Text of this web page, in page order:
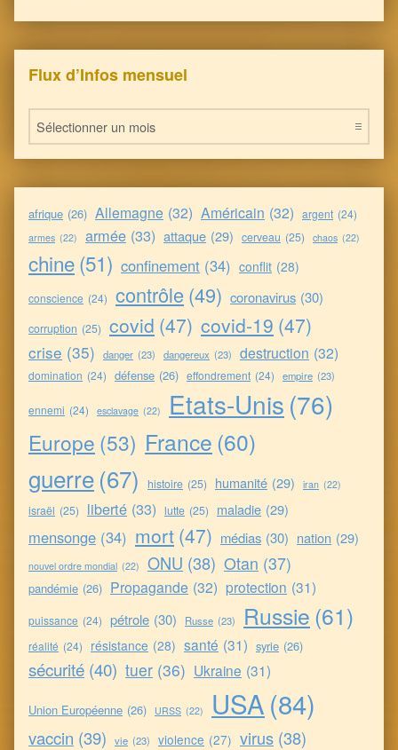
Flux d’Infos mensuel
Flux d’Infos mensuel
afrique (26) Allemagne (32) Américain (32) argent (24)
armes (22) armée (33) attaque (29) cerveau (25) chaos (22)
chine(51) confinement (34) conflit (28)
conscience (24) contrôle (49) coronavirus (30)
corruption (25) covid (47) covid-19 (47)
crise (35) danger (23) dangereux (23) destruction (32)
domination (24) défense (26) effondrement (24) empire (23)
ennemi (24) esclavage (22) Etats-Unis (76)
Europe (53) France (60)
guerre(67) histoire (25) humanité (29) iran (22)
israël (25) liberté (33) lutte (25) maladie (29)
mensonge (34) mort (47) médias (30) nation (29)
nouvel ordre mondial (22) ONU (38) Otan (37)
pandémie (26) Propagande (32) protection (31)
puissance (24) pétrole (30) Russe (23) Russie (61)
réalité (24) résistance (28) santé (31) syrie (26)
sécurité (40) tuer (36) Ukraine (31)
Union Européenne (26) URSS (22) USA(84)
vaccin (39) vie (23) violence (27) virus (38)